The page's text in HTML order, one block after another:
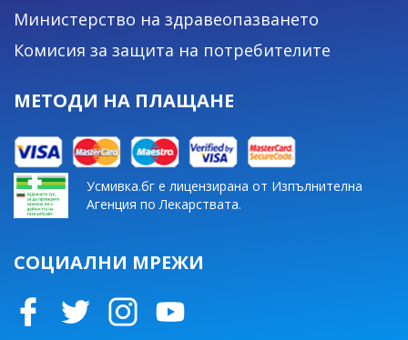
Министерство на здравеопазването
Комисия за защита на потребителите
МЕТОДИ НА ПЛАЩАНЕ
Усмивка.бг е лицензирана от Изпълнителна
Агенция по Лекарствата.
СОЦИАЛНИ МРЕЖИ